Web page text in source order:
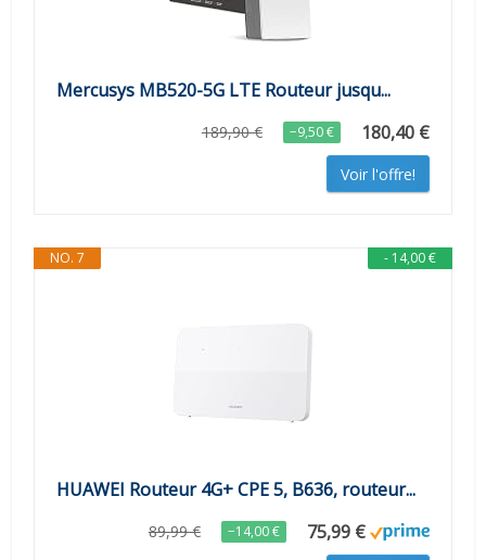
Mercusys MB520-5G LTE Routeur jusqu...
189,90 € −9,50 € 180,40 €
Voir l'offre!
- 14,00 €
NO. 7
HUAWEI Routeur 4G+ CPE 5, B636, routeur...
89,99 € −14,00 € 75,99 €